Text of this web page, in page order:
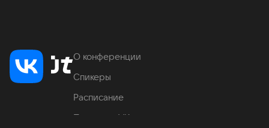
О конференции
Спикеры
Расписание
Продукты VK